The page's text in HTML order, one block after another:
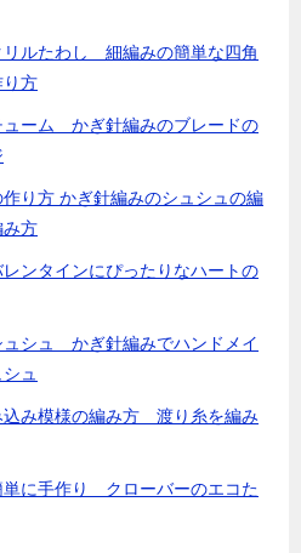
リルたわし 細編みの簡単な四角
り方
ューム かぎ針編みのブレードの
り方 かぎ針編みのシュシュの編
み方
ンタインにぴったりなハートの
ュシュ かぎ針編みでハンドメイ
ュ
込み模様の編み方 渡り糸を編み
単に手作り クローバーのエコた